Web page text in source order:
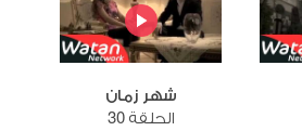
شهر زمان
الحلقة 30